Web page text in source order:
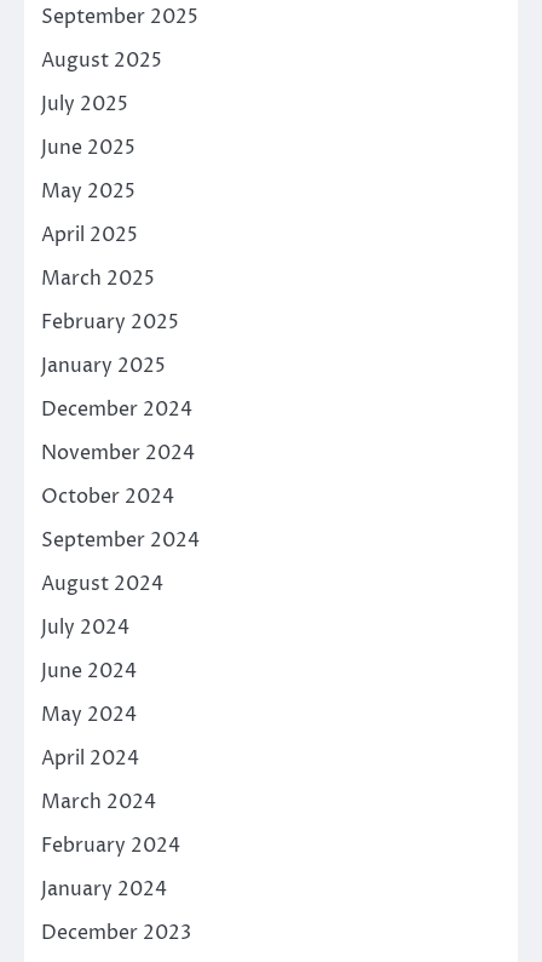
September 2025
August 2025
July 2025
June 2025
May 2025
April 2025
March 2025
February 2025
January 2025
December 2024
November 2024
October 2024
September 2024
August 2024
July 2024
June 2024
May 2024
April 2024
March 2024
February 2024
January 2024
December 2023